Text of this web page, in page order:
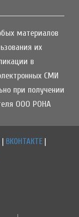
материалов
их
в
СМИ
при получении
ООО РОНА
| ВКОНТАКТЕ |